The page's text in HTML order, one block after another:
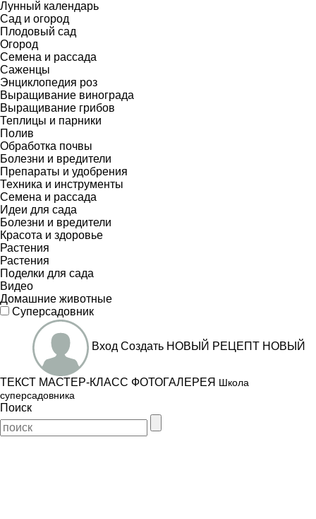
Лунный календарь
Сад и огород
Плодовый сад
Огород
Семена и рассада
Саженцы
Энциклопедия роз
Выращивание винограда
Выращивание грибов
Теплицы и парники
Полив
Обработка почвы
Болезни и вредители
Препараты и удобрения
Техника и инструменты
Семена и рассада
Идеи для сада
Болезни и вредители
Красота и здоровье
Растения
Растения
Поделки для сада
Видео
Домашние животные
Суперсадовник
Вход Создать НОВЫЙ РЕЦЕПТ НОВЫЙ
ТЕКСТ МАСТЕР-КЛАСС ФОТОГАЛЕРЕЯ Школа
суперсадовника
Поиск